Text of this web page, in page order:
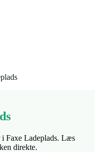
Faxe Ladeplads. Læs
direkte.